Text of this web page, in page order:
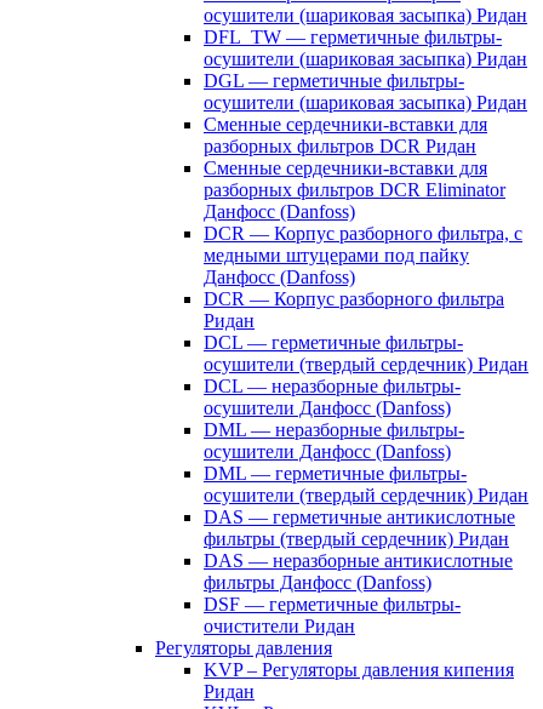
осушители (шариковая засыпка) Ридан
DFL_TW — герметичные фильтры-
осушители (шариковая засыпка) Ридан
DGL — герметичные фильтры-
осушители (шариковая засыпка) Ридан
Сменные сердечники-вставки для
разборных фильтров DCR Ридан
Сменные сердечники-вставки для
разборных фильтров DCR Eliminator
Данфосс (Danfoss)
DCR — Корпус разборного фильтра, с
медными штуцерами под пайку
Данфосс (Danfoss)
DCR — Корпус разборного фильтра
Ридан
DCL — герметичные фильтры-
осушители (твердый сердечник) Ридан
DCL — неразборные фильтры-
осушители Данфосс (Danfoss)
DML — неразборные фильтры-
осушители Данфосс (Danfoss)
DML — герметичные фильтры-
осушители (твердый сердечник) Ридан
DAS — герметичные антикислотные
фильтры (твердый сердечник) Ридан
DAS — неразборные антикислотные
фильтры Данфосс (Danfoss)
DSF — герметичные фильтры-
очистители Ридан
Регуляторы давления
KVP – Регуляторы давления кипения
Ридан